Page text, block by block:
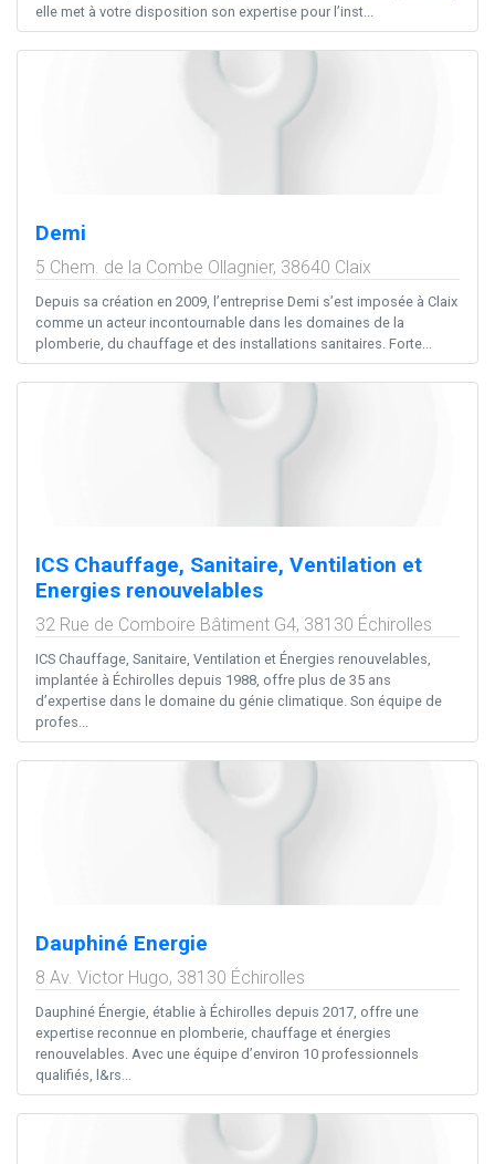
elle met à votre disposition son expertise pour l’inst...
Demi
5 Chem. de la Combe Ollagnier, 38640 Claix
Depuis sa création en 2009, l’entreprise Demi s’est imposée à Claix
comme un acteur incontournable dans les domaines de la
plomberie, du chauffage et des installations sanitaires. Forte...
ICS Chauffage, Sanitaire, Ventilation et
Energies renouvelables
32 Rue de Comboire Bâtiment G4, 38130 Échirolles
ICS Chauffage, Sanitaire, Ventilation et Énergies renouvelables,
implantée à Échirolles depuis 1988, offre plus de 35 ans
d’expertise dans le domaine du génie climatique. Son équipe de
profes...
Dauphiné Energie
8 Av. Victor Hugo, 38130 Échirolles
Dauphiné Énergie, établie à Échirolles depuis 2017, offre une
expertise reconnue en plomberie, chauffage et énergies
renouvelables. Avec une équipe d’environ 10 professionnels
qualifiés, l&rs...